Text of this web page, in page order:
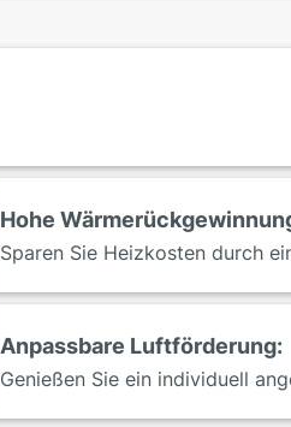
Hohe
Sparen Sie Heizkosten durch
Anpassbare Luftförderung:
Genießen Sie ein individuell